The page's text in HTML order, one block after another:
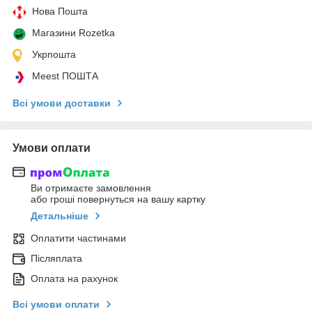
Нова Пошта
Магазини Rozetka
Укрпошта
Meest ПОШТА
Всі умови доставки
Умови оплати
Ви отримаєте замовлення
або гроші повернуться на вашу картку
Детальніше
Оплатити частинами
Післяплата
Оплата на рахунок
Всі умови оплати